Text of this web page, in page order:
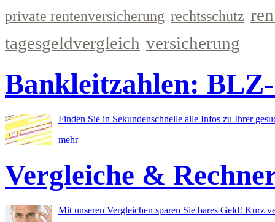
private rentenversicherung rechtsschutz
tagesgeldvergleich versicherung
Bankleitzahlen: BLZ-
Finden Sie in Sekundenschnelle alle Infos zu Ihrer
mehr
Vergleiche &
Mit unseren Vergleichen sparen Sie bares Geld! Kurz